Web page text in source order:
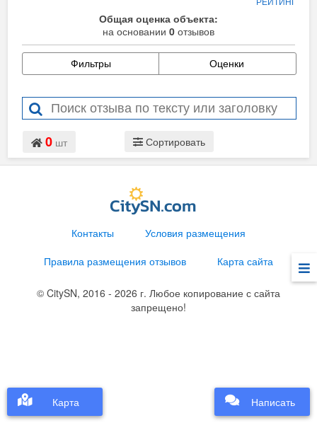
Написать
Карта
Я
Общая оценка объекта:
на основании 0 отзывов
Фильтры Оценки
0 шт Сортировать
Контакты
Условия размещения
Правила размещения отзывов
Карта сайта
© CitySN, 2016 - 2026 г. Любое копирование с сайта
запрещено!